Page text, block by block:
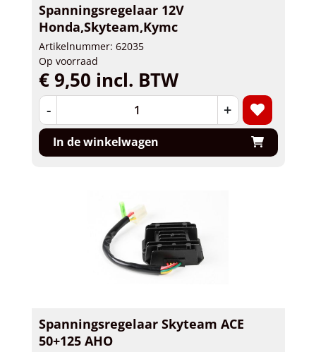
Spanningsregelaar 12V
Honda,Skyteam,Kymc
Artikelnummer: 62035
Op voorraad
€ 9,50 incl. BTW
- +
In de winkelwagen
Spanningsregelaar Skyteam ACE
50+125 AHO